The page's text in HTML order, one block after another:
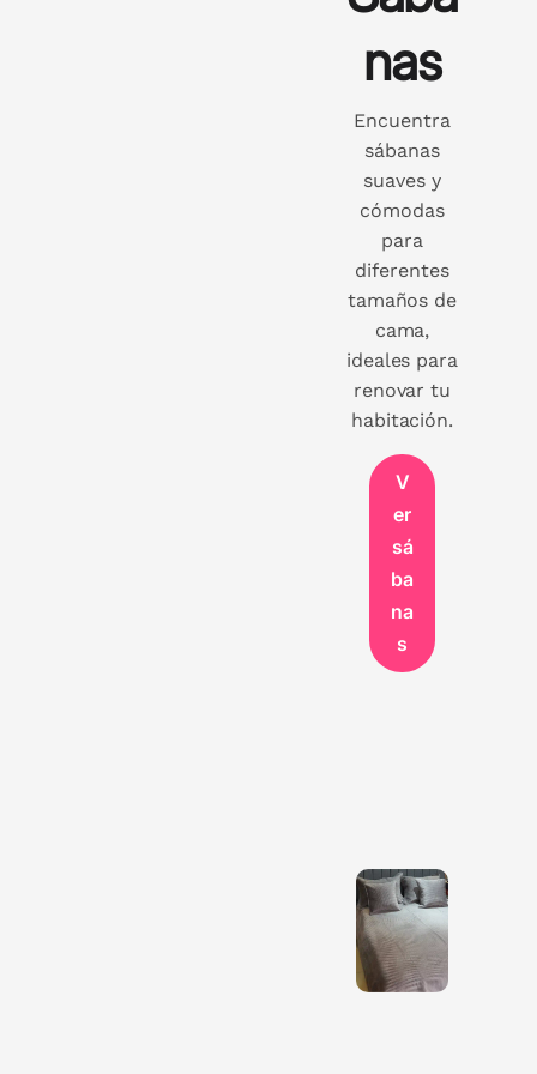
nas
Encuentra
sábanas
suaves y
cómodas
para
diferentes
tamaños de
cama,
ideales para
renovar tu
habitación.
V
er
sá
ba
na
s